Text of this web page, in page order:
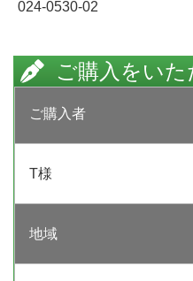
024-0530-02
ご購入をい
ご購入者
T様
地域